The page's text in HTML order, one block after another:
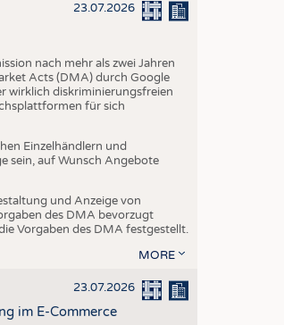
23.07.2026
nach mehr als zwei Jahren
Acts (DMA) durch Google
wirklich diskriminierungsfreien
für sich
Einzelhändlern und
sein, auf Wunsch Angebote
und Anzeige von
des DMA bevorzugt
Vorgaben des DMA festgestellt.
MORE
23.07.2026
im E-Commerce